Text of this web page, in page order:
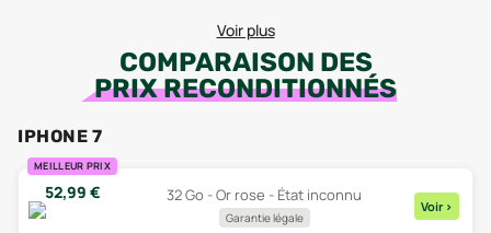
Voir plus
COMPARAISON DES
PRIX RECONDITIONNÉS
IPHONE 7
MEILLEUR PRIX
52,99 € 32 Go - Or rose - État inconnu
Garantie légale
Voir >